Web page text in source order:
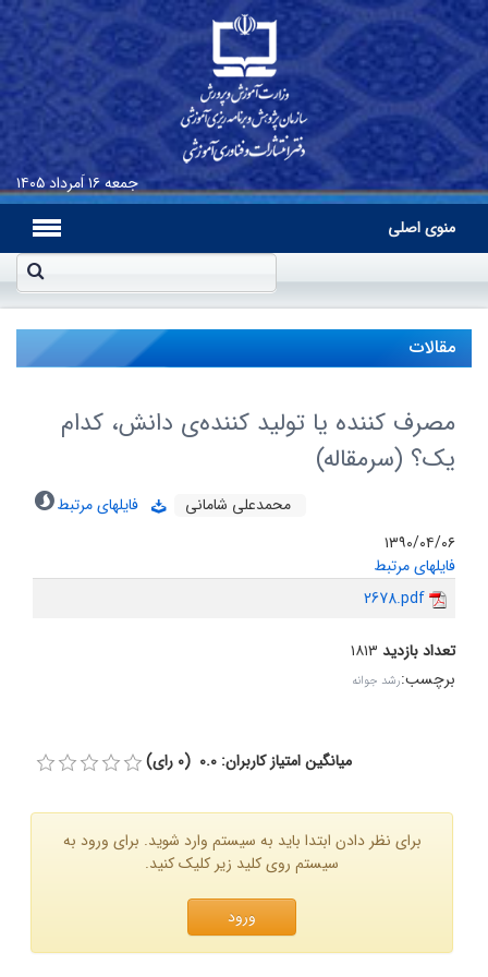
جمعه۱۶ اَمرداد ۱۴۰۵
منوی اصلی
مقالات
مصرف کننده یا تولید کننده‌ى دانش، کدام
یک؟ (سرمقاله)
محمدعلى شامانى
فایلهای مرتبط
۱۳۹۰/۰۴/۰۶
فایلهای مرتبط
2678.pdf
تعداد بازدید ۱۸۱۳
برچسب:رشد جوانه
میانگین امتیاز کاربران: 0.0 (0 رای)
برای نظر دادن ابتدا باید به سیستم وارد شوید. برای ورود به
سیستم روی کلید زیر کلیک کنید.
ورود